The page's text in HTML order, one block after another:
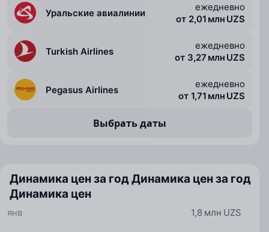
Уральские авиалинии
ежедневно
от 2,01 млн UZS
Turkish Airlines
ежедневно
от 3,27 млн UZS
Pegasus Airlines
ежедневно
от 1,71 млн UZS
Выбрать даты
Динамика цен за годДинамика цен за год
Динамика цен
1,8 млн UZS
янв